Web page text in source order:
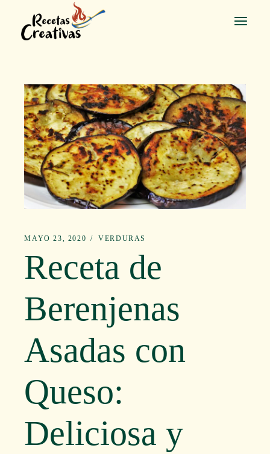
contenido
MAYO 23, 2020 VERDURAS
Receta de
Berenjenas
Asadas con
Queso:
Deliciosa y